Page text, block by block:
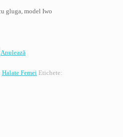
gluga, model Iwo
Anulează
Halate Femei Etichete: